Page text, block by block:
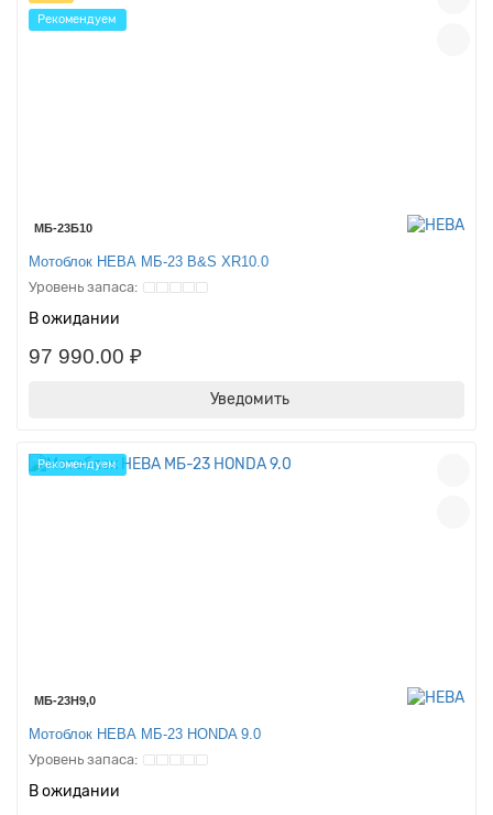
Рекомендуем
МБ-23Б10
Мотоблок НЕВА МБ-23 B&S XR10.0
В ожидании
97 990.00 ₽
Уведомить
Рекомендуем
МБ-23Н9,0
Мотоблок НЕВА МБ-23 HONDA 9.0
В ожидании